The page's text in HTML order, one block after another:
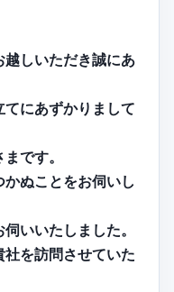
しいただき誠にあ
にあずかりまして
です。
ぬことをお伺いし
いいたしました。
を訪問させていた